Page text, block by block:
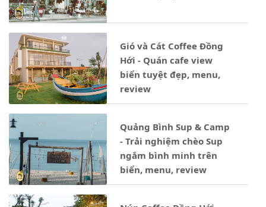
Gió và Cát Coffee Đồng
Hới - Quán cafe view
biển tuyệt đẹp, menu,
review
Quảng Bình Sup & Camp
- Trải nghiệm chèo Sup
ngắm bình minh trên
biển, menu, review